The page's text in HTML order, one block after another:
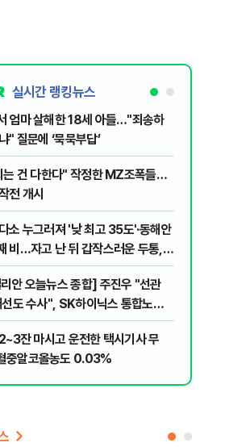
실시간 랭킹뉴스
엄마 살해한 18세 아들…"죄송하
" 질문에 ‘묵묵부답’
는 건 다한다" 작정한 MZ조폭들…
전 개시
소 누그러져 '낮 최고 35도'·동해안
비…자고 난 뒤 갑작스러운 두통,
[오늘 날씨]
안 오늘뉴스 종합] 주진우 "선관
도 수사", SK하이닉스 통합노조,
"지방재정 바꿔야", 세제개편 이달
잔 마시고 운전한 택시기사 무
중알코올농도 0.03%